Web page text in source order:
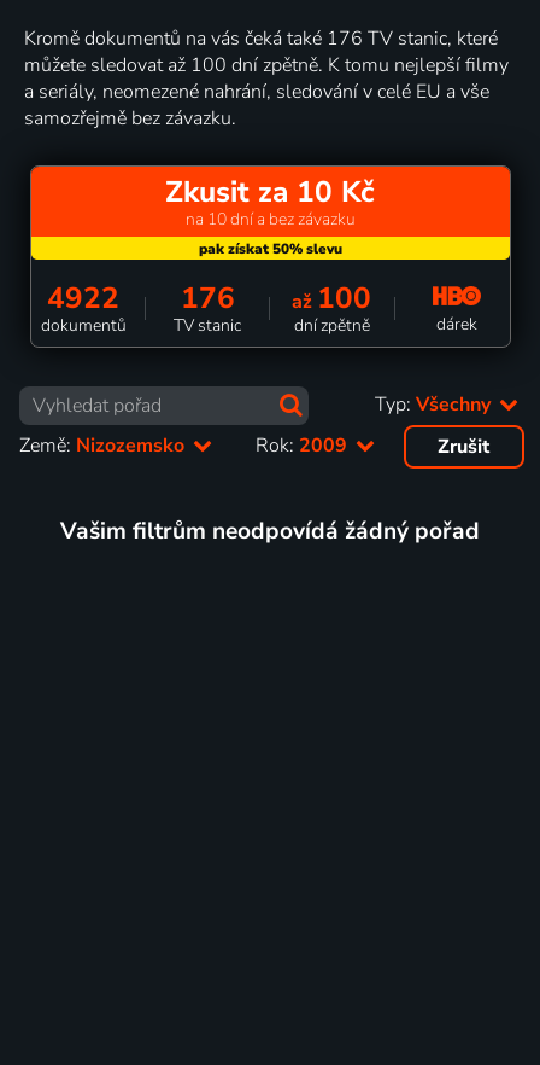
Kromě dokumentů na vás čeká také 176 TV stanic, které
můžete sledovat až 100 dní zpětně. K tomu nejlepší filmy
a seriály, neomezené nahrání, sledování v celé EU a vše
samozřejmě bez závazku.
Zkusit za 10 Kč
na 10 dní a bez závazku
4922
dokumentů
176
TV stanic
až 100
dní zpětně dárek
Typ: Všechny
Země: Nizozemsko Rok: 2009 Zrušit
Vašim filtrům neodpovídá žádný pořad